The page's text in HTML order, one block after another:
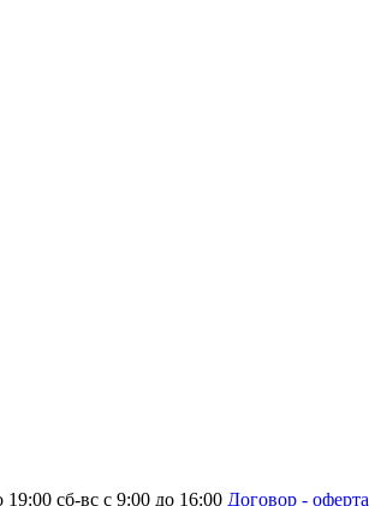
сб-вс с 9:00 до 16:00 Договор - оферта